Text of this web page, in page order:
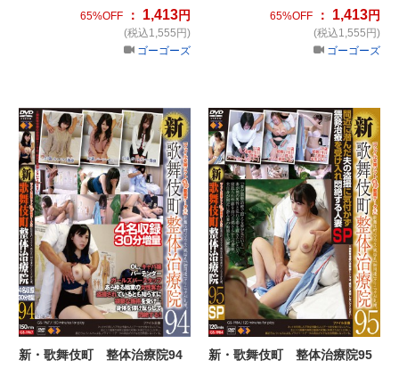
65%OFF ： 1,413円
(税込1,555円)
ゴーゴーズ
65%OFF： 1,413円
(税込1,555円)
ゴーゴーズ
新・歌舞伎町 整体治療院94
新・歌舞伎町 整体治療院94
新
新・歌舞伎町 整体治療院95